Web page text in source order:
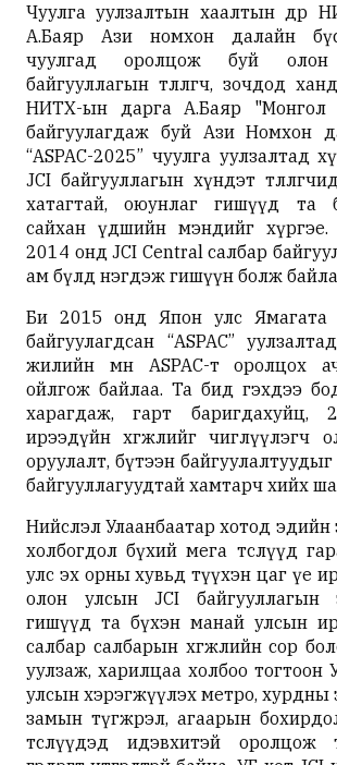
Чуулга уулзалтын хаалтын өдөр
А.Баяр Ази номхон далайн
чуулгад оролцож буй
байгууллагын төлөөлөгч, зочдод
НИТХ-ын дарга А.Баяр "Монгол
байгуулагдаж буй Ази Номхон
“ASPAC-2025” чуулга уулзалтад
JCI байгууллагын хүндэт
хатагтай, оюунлаг гишүүд та
сайхан үдшийн мэндийг
2014 онд JCI Central салбар
ам бүлд нэгдэж гишүүн болж
Би 2015 онд Япон улс Ямагата
байгуулагдсан “ASPAC”
жилийн өмнө ASPAC-т оролцох
ойлгож байлаа. Та бид гэхдээ
харагдаж, гарт баригдахуйц,
ирээдүйн хөгжлийг чиглүүлэгч олон
оруулалт, бүтээн
байгууллагуудтай хамтарч хийх
Нийслэл Улаанбаатар хотод эдийн
холбогдол бүхий мега төслүүд
улс эх орны хувьд түүхэн цаг үе
олон улсын JCI байгууллагын
гишүүд та бүхэн манай улсын
салбар салбарын хөгжлийн сор
уулзаж, харилцаа холбоо тогтоон
улсын хэрэгжүүлэх метро, хурдны
замын түгжрэл, агаарын
төслүүдэд идэвхитэй оролцож